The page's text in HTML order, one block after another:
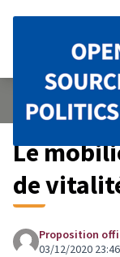
Une coulée verte
Je donne mon avis
Le
de
Proposition
03/12/2020 23:46